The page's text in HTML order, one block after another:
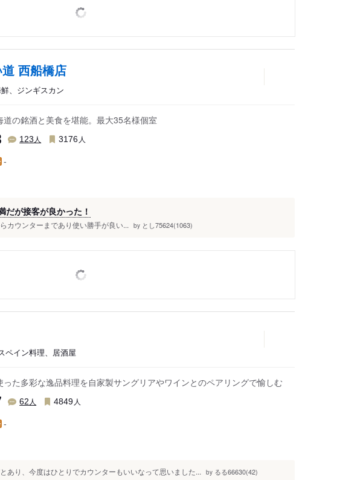
西船橋店
、ジンギスカン
道の銘酒と美食を堪能。最大35名様個室
123 人 3176 人
-
だが接客が良かった！
カウンターまであり使い勝手が良い... by とし75624(1063)
ペイン料理、居酒屋
た多彩な逸品料理を自家製サングリアやワインとのペアリングで愉しむ
62 人 4849 人
-
あり、今度はひとりでカウンターもいいなって思いました... by るる66630(42)